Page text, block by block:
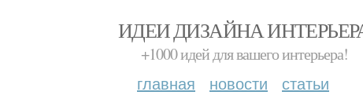
ИДЕИ ДИЗАЙНА
+1000 идей для вашего интерьера!
главная новости статьи